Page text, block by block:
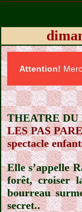
Attention!
THEATRE DU
LES PAS
spectacle
Elle s’appelle
forêt, croiser
bourreau
secret..